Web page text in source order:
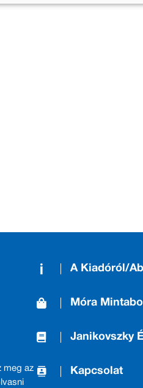
meg az
A Kiadóról/
Móra
Janikovszky
Kapcsolat